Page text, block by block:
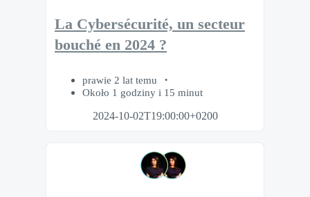
La Cybersécurité, un secteur
bouché en 2024 ?
prawie 2 lat temu
Około 1 godziny i 15 minut
2024-10-02T19:00:00+0200